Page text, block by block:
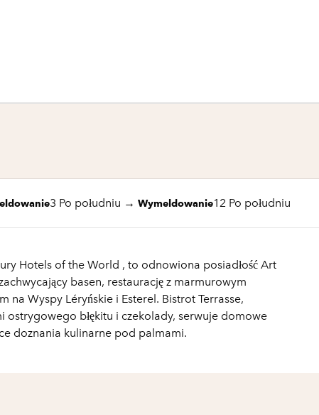
3 Po południu → Wymeldowanie12 Po południu
Hotels of the World , to odnowiona posiadłość Art
basen, restaurację z marmurowym
na Wyspy Léryńskie i Esterel. Bistrot Terrasse,
błękitu i czekolady, serwuje domowe
doznania kulinarne pod palmami.